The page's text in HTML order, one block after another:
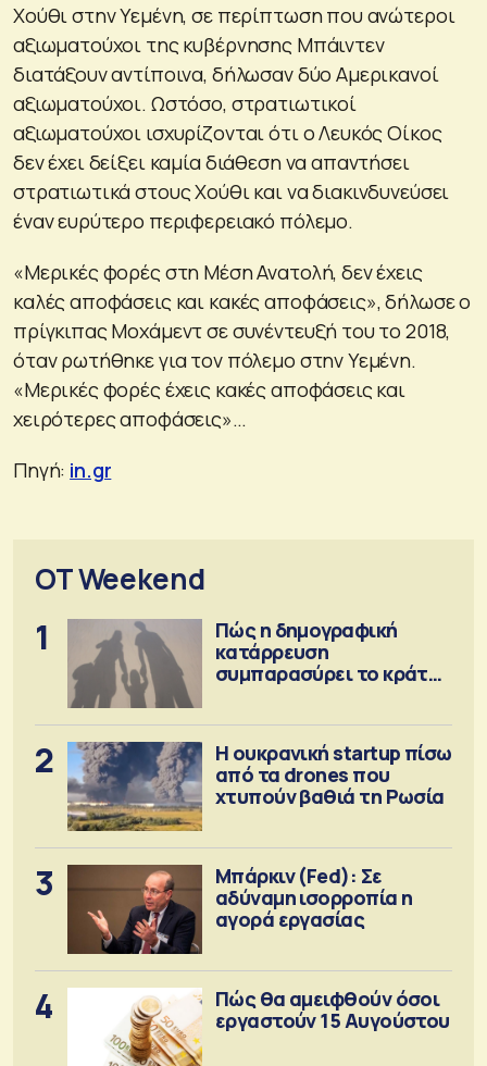
Χούθι στην Υεμένη, σε περίπτωση που ανώτεροι
αξιωματούχοι της κυβέρνησης Μπάιντεν
διατάξουν αντίποινα, δήλωσαν δύο Αμερικανοί
αξιωματούχοι. Ωστόσο, στρατιωτικοί
αξιωματούχοι ισχυρίζονται ότι ο Λευκός Οίκος
δεν έχει δείξει καμία διάθεση να απαντήσει
στρατιωτικά στους Χούθι και να διακινδυνεύσει
έναν ευρύτερο περιφερειακό πόλεμο.
«Μερικές φορές στη Μέση Ανατολή, δεν έχεις
καλές αποφάσεις και κακές αποφάσεις», δήλωσε ο
πρίγκιπας Μοχάμεντ σε συνέντευξή του το 2018,
όταν ρωτήθηκε για τον πόλεμο στην Υεμένη.
«Μερικές φορές έχεις κακές αποφάσεις και
χειρότερες αποφάσεις»…
Πηγή: in.gr
OT Weekend
1
Πώς η δημογραφική
κατάρρευση
συμπαρασύρει το κράτος
2
Η ουκρανική startup πίσω
από τα drones που
χτυπούν βαθιά τη Ρωσία
3
Μπάρκιν (Fed): Σε
αδύναμη ισορροπία η
αγορά εργασίας
4
Πώς θα αμειφθούν όσοι
εργαστούν 15 Αυγούστου